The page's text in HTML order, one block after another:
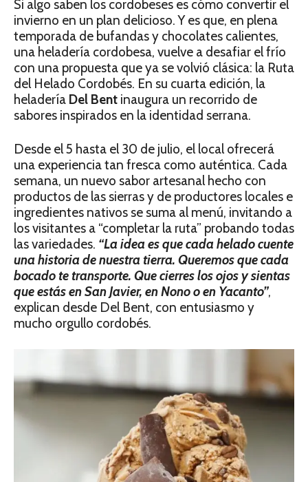
Si algo saben los cordobeses es cómo convertir el
invierno en un plan delicioso. Y es que, en plena
temporada de bufandas y chocolates calientes,
una heladería cordobesa, vuelve a desafiar el frío
con una propuesta que ya se volvió clásica: la Ruta
del Helado Cordobés. En su cuarta edición, la
heladería Del Bent inaugura un recorrido de
sabores inspirados en la identidad serrana.
Desde el 5 hasta el 30 de julio, el local ofrecerá
una experiencia tan fresca como auténtica. Cada
semana, un nuevo sabor artesanal hecho con
productos de las sierras y de productores locales e
ingredientes nativos se suma al menú, invitando a
los visitantes a “completar la ruta” probando todas
las variedades. “La idea es que cada helado cuente
una historia de nuestra tierra. Queremos que cada
bocado te transporte. Que cierres los ojos y sientas
que estás en San Javier, en Nono o en Yacanto”,
explican desde Del Bent, con entusiasmo y
mucho orgullo cordobés.